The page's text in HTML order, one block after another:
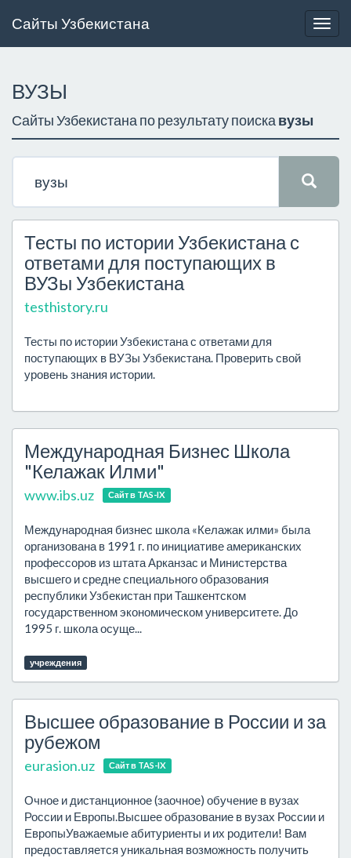
Сайты Узбекистана
ВУЗЫ
Сайты Узбекистана по результату поиска вузы
Тесты по истории Узбекистана с
ответами для поступающих в
ВУЗы Узбекистана
testhistory.ru
Тесты по истории Узбекистана с ответами для
поступающих в ВУЗы Узбекистана. Проверить свой
уровень знания истории.
Международная Бизнес Школа
"Келажак Илми"
www.ibs.uz Сайт в TAS-IX
Международная бизнес школа «Келажак илми» была
организована в 1991 г. по инициативе американских
профессоров из штата Арканзас и Министерства
высшего и средне специального образования
республики Узбекистан при Ташкентском
государственном экономическом университете. До
1995 г. школа осуще...
учреждения
Высшее образование в России и за
рубежом
eurasion.uz Сайт в TAS-IX
Очное и дистанционное (заочное) обучение в вузах
России и Европы.Высшее образование в вузах России и
ЕвропыУважаемые абитуриенты и их родители! Вам
предоставляется уникальная возможность получить